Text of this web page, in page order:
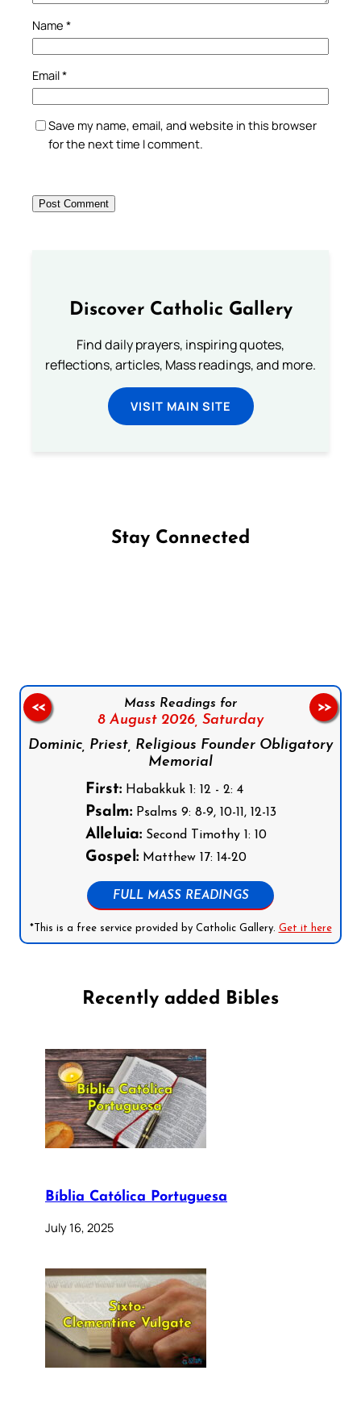
Name *
Email*
Save my name, email, and website in this browser
for the next time I comment.
Discover Catholic Gallery
Find daily prayers, inspiring quotes,
reflections, articles, Mass readings, and more.
VISIT MAIN SITE
Stay Connected
Mass Readings for
8 August 2026, Saturday
Dominic, Priest, Religious Founder Obligatory
Memorial
First:Habakkuk 1: 12 - 2: 4
Psalm:Psalms 9: 8-9, 10-11, 12-13
Alleluia:Second Timothy 1: 10
Gospel:Matthew 17: 14-20
FULL MASS READINGS
*This is a free service provided by Catholic Gallery. Get it here
<< >>
Recently added Bibles
Bíblia Católica Portuguesa
July 16, 2025